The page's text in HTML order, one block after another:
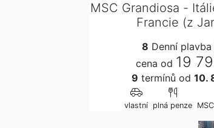
MSC Grandiosa -
Francie (z
8 Denní plavba
cena od 19
9 termínů od 10.
vlastní plná penze